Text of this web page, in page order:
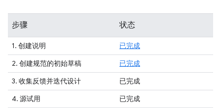
步骤 状态
1. 创建说明
已完成
2. 创建规范的初始草稿
已完成
3. 收集反馈并迭代设计
已完成
4. 源试用
已完成